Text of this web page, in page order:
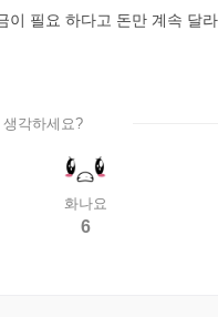
이 필요 하다고 돈만 계속 달
각하세요?
화나요
6